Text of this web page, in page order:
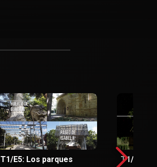
T1/E5: Los parques
T1/E6: